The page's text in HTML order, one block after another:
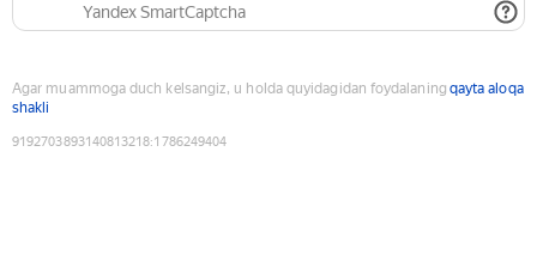
Yandex SmartCaptcha
Agar muammoga duch kelsangiz, u holda quyidagidan foydalaning qayta aloqa
shakli
9192703893140813218:1786249404